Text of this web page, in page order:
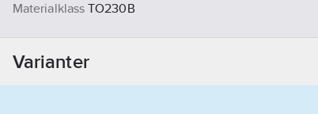
Materialklass TO230B
Varianter